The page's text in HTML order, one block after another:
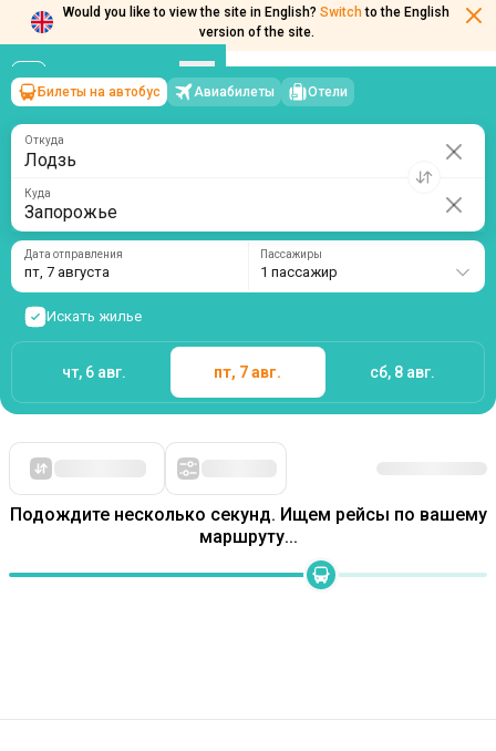
Would you like to view the site in English? Switch to the English
version of the site.
Лодзь → Запорожье
пт, 7 августа/1 пассажир
Билеты на автобус Авиабилеты Отели
Откуда
Куда
Дата отправления
пт, 7 августа
Пассажиры
1 пассажир
Искать жилье
чт, 6 авг. пт, 7 авг. сб, 8 авг.
Подождите несколько секунд. Ищем рейсы по вашему
маршруту...